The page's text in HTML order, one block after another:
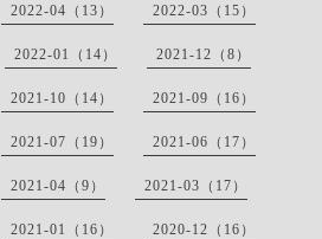
2022-04（13） 2022-03（15）
2022-01（14） 2021-12（8）
2021-10（14） 2021-09（16）
2021-07（19） 2021-06（17）
2021-04（9） 2021-03（17）
2021-01（16） 2020-12（16）